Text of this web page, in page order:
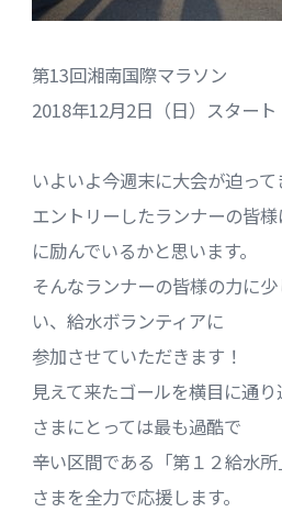
第13回湘南国際マラソン
2018年12月2日（日）スタート
いよいよ今週末に大会が迫って
エントリーしたランナーの皆
に励んでいるかと思います。
そんなランナーの皆様の力に
い、給水ボランティアに
参加させていただきます！
見えて来たゴールを横目に通
さまにとっては最も過酷で
辛い区間である「第１２給水
さまを全力で応援します。